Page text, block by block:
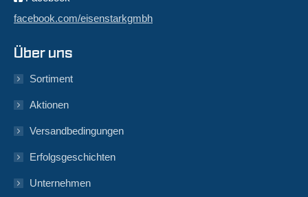
facebook.com/eisenstarkgmbh
Über uns
Sortiment
Aktionen
Versandbedingungen
Erfolgsgeschichten
Unternehmen